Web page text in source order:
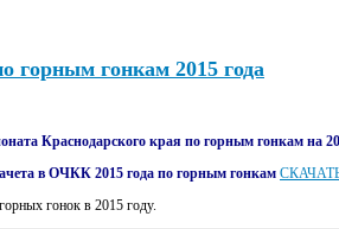
горным гонкам 2015 года
Краснодарского края по горным гонкам на
в ОЧКК 2015 года по горным гонкам
гонок в 2015 году.